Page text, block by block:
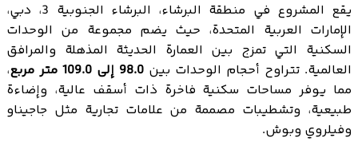
يقع المشروع في منطقة البرشاء، البرشاء الجنوبية 3، دبي،
الإمارات العربية المتحدة، حيث يضم مجموعة من الوحدات
السكنية التي تمزج بين العمارة الحديثة المذهلة والمرافق
العالمية. تتراوح أحجام الوحدات بين 98.0 إلى 109.0 متر مربع
،
مما يوفر مساحات سكنية فاخرة ذات أسقف عالية، وإضاءة
طبيعية، وتشطيبات مصممة من علامات تجارية مثل جاجيناو
وفيلروي وبوش.